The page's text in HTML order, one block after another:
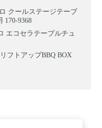
クールステージテーブ
170-9368
エコセラテーブルチュ
フトアップBBQ BOX